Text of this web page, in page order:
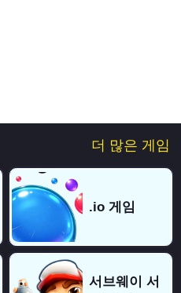
더 많은 게임
.io 게임
서브웨이 서